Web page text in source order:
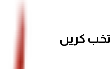
کریں